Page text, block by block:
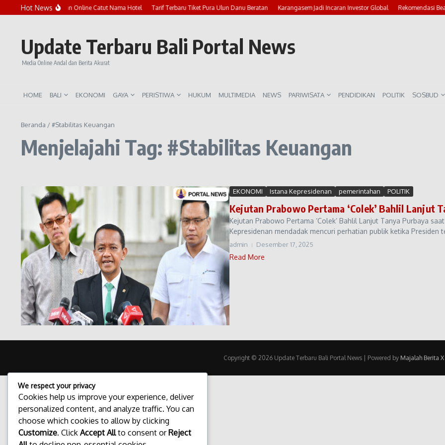
Lewati ke konten
Hot News
Marak Penipuan Online Catut Nama Hotel Tarif Terbaru Tiket Pura Ulun Danu Beratan Karangasem Jadi Incaran Investor Global Rekomendasi
Update Terbaru Bali Portal News
Media Online Andal dan Berita Akurat
HOME BALI EKONOMI GAYA PERISTIWA HUKUM MULTIMEDIA NEWS PARIWISATA PENDIDIKAN POLITIK SOSBUD
Beranda /#Stabilitas Keuangan
Menjelajahi Tag: #Stabilitas Keuangan
EKONOMI Istana Kepresidenan pemerintahan POLITIK
Kejutan Prabowo Pertama ‘Colek’ Bahlil Lanjut
Kejutan Prabowo Pertama ‘Colek’ Bahlil Lanjut Tanya Purbaya
Kepresidenan mendadak mencuri perhatian publik ketika Presiden
admin Desember 17, 2025
Read More
Copyright © 2026 Update Terbaru Bali Portal News | Powered by Majalah Berita X
We respect your privacy
Cookies help us improve your experience, deliver
personalized content, and analyze traffic. You can
choose which cookies to allow by clicking
Customize. Click Accept Allto consent orReject